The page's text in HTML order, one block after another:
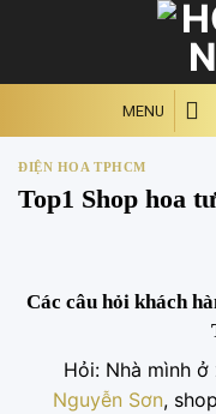
MENU
ĐIỆN HOA TPHCM
Top1 Shop hoa
Các câu hỏi khách
Hỏi: Nhà mình
Nguyễn Sơn,